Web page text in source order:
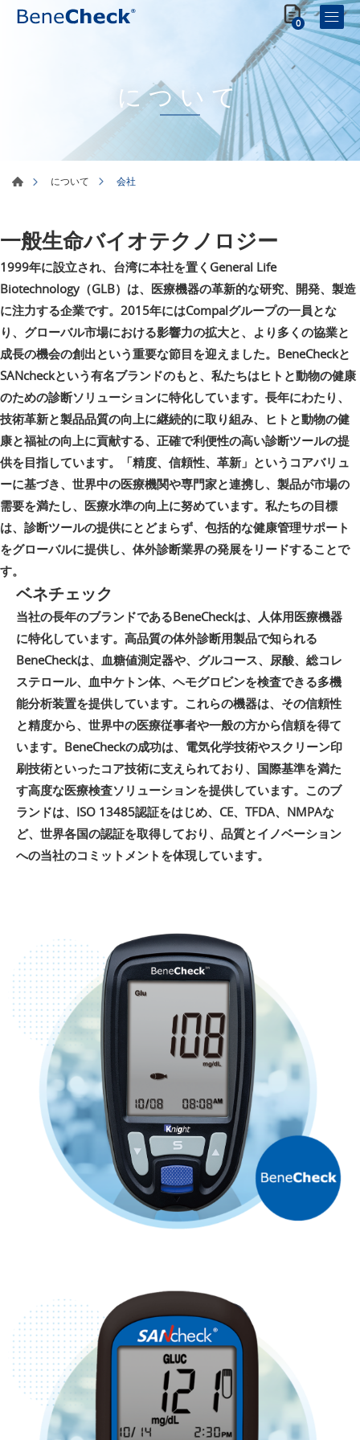
0
について
について 会社
一般生命バイオテクノロジー
1999年に設立され、台湾に本社を置くGeneral Life
Biotechnology（GLB）は、医療機器の革新的な研究、開発、製造
に注力する企業です。2015年にはCompalグループの一員とな
り、グローバル市場における影響力の拡大と、より多くの協業と
成長の機会の創出という重要な節目を迎えました。BeneCheckと
SANcheckという有名ブランドのもと、私たちはヒトと動物の健康
のための診断ソリューションに特化しています。長年にわたり、
技術革新と製品品質の向上に継続的に取り組み、ヒトと動物の健
康と福祉の向上に貢献する、正確で利便性の高い診断ツールの提
供を目指しています。「精度、信頼性、革新」というコアバリュ
ーに基づき、世界中の医療機関や専門家と連携し、製品が市場の
需要を満たし、医療水準の向上に努めています。私たちの目標
は、診断ツールの提供にとどまらず、包括的な健康管理サポート
をグローバルに提供し、体外診断業界の発展をリードすることで
す。
ベネチェック
当社の長年のブランドであるBeneCheckは、人体用医療機器
に特化しています。高品質の体外診断用製品で知られる
BeneCheckは、血糖値測定器や、グルコース、尿酸、総コレ
ステロール、血中ケトン体、ヘモグロビンを検査できる多機
能分析装置を提供しています。これらの機器は、その信頼性
と精度から、世界中の医療従事者や一般の方から信頼を得て
います。BeneCheckの成功は、電気化学技術やスクリーン印
刷技術といったコア技術に支えられており、国際基準を満た
す高度な医療検査ソリューションを提供しています。このブ
ランドは、ISO 13485認証をはじめ、CE、TFDA、NMPAな
ど、世界各国の認証を取得しており、品質とイノベーション
への当社のコミットメントを体現しています。